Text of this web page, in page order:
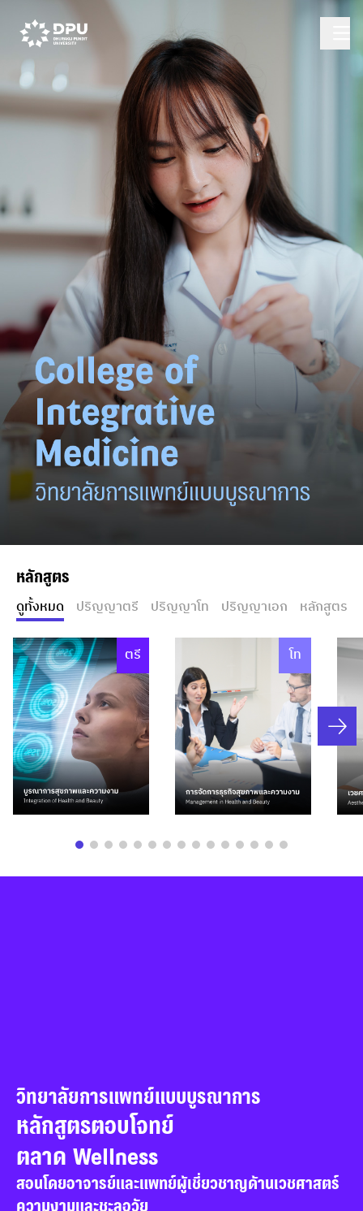
หลักสูตร
ดูทั้งหมด ปริญญาตรี ปริญญาโท ปริญญาเอก หลักสูตรร
ตรี โท
วิทยาลัยการแพทย์แบบบูรณาการ
หลักสูตรตอบโจทย์
ตลาด Wellness
สอนโดยอาจารย์และแพทย์ผู้เชี่ยวชาญด้านเวชศาสตร์
ความงามและชะลอวัย